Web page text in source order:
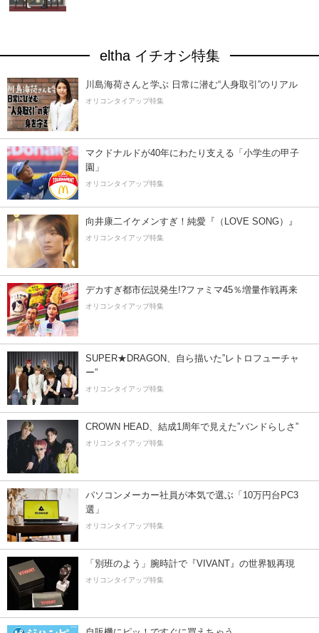
eltha イチオシ特集
川島海荷さんと学ぶ 日常に潜む“人身取引”のリアル
オリコンタイアップ特集
マクドナルドが40年にわたり支える「小学生の甲子
園」
オリコンタイアップ特集
向井康二イケメンすぎ！純愛『（LOVE SONG）』
オリコンタイアップ特集
デカすぎ都市伝説発生!?ファミマ45％増量作戦再来
オリコンタイアップ特集
SUPER★DRAGON、自ら描いた”レトロフューチャ
ー”
オリコンタイアップ特集
CROWN HEAD、結成1周年で見えた”バンドらしさ”
オリコンタイアップ特集
パソコンメーカー社員が本気で選ぶ「10万円台PC3
選」
オリコンタイアップ特集
「別班のよう」腕時計で『VIVANT』の世界観再現
オリコンタイアップ特集